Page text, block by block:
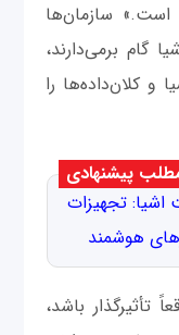
است.» سازمان‌ها
گام برمی‌دارند،
و کلان‌داده‌ها را
پیشنهادی
اشیا: تجهیزات
هوشمند
تأثیرگذار باشد،